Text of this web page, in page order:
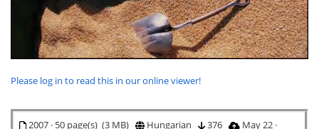
Please log in to read this in our online viewer!
2007 · 50 page(s) (3 MB) Hungarian 376
May 22 ·